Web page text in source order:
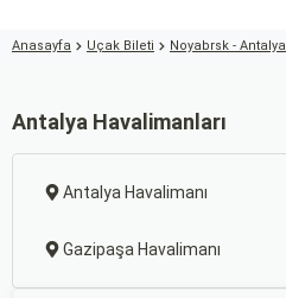
Anasayfa Uçak Bileti Noyabrsk - Antalya
Antalya Havalimanları
Antalya Havalimanı
Gazipaşa Havalimanı